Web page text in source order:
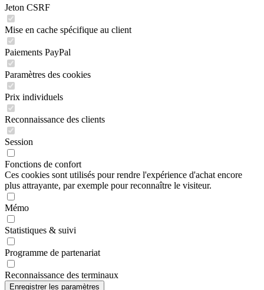
Jeton CSRF
Mise en cache spécifique au client
Paiements PayPal
Paramètres des cookies
Prix individuels
Reconnaissance des clients
Session
Fonctions de confort
Ces cookies sont utilisés pour rendre l'expérience d'achat encore
plus attrayante, par exemple pour reconnaître le visiteur.
Mémo
Statistiques & suivi
Programme de partenariat
Reconnaissance des terminaux